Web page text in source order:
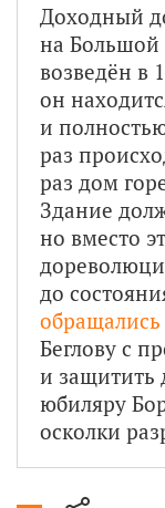
Доходный
на Большой
возведён в
он
и
раз
раз дом
Здание
но вместо
до
обращались
Беглову с
и защитить
юбиляру
осколки